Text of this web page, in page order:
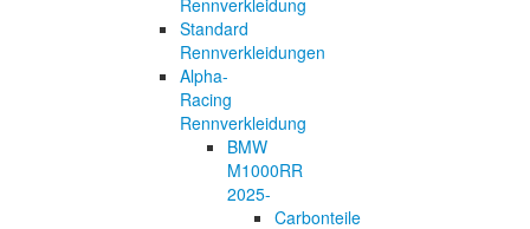
Standard
Rennverkleidungen
Alpha-
Racing
Rennverkleidung
BMW
M1000RR
2025-
Carbonteile